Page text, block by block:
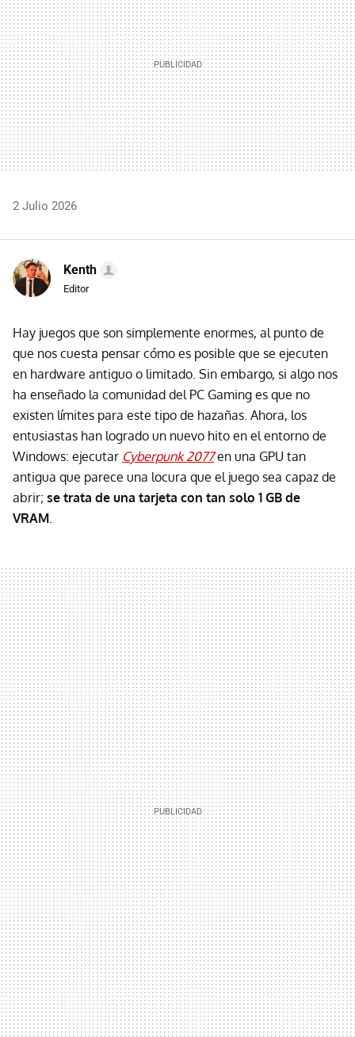
2 Julio 2026
Kenth
Editor
Hay juegos que son simplemente enormes, al punto de
que nos cuesta pensar cómo es posible que se ejecuten
en hardware antiguo o limitado. Sin embargo, si algo nos
ha enseñado la comunidad del PC Gaming es que no
existen límites para este tipo de hazañas. Ahora, los
entusiastas han logrado un nuevo hito en el entorno de
Windows: ejecutar Cyberpunk 2077en una GPU tan
antigua que parece una locura que el juego sea capaz de
abrir; se trata de una tarjeta con tan solo 1 GB de
VRAM.